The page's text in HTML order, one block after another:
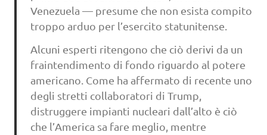
Venezuela — presume che non esista compito
troppo arduo per l’esercito statunitense.
Alcuni esperti ritengono che ciò derivi da un
fraintendimento di fondo riguardo al potere
americano. Come ha affermato di recente uno
degli stretti collaboratori di Trump,
distruggere impianti nucleari dall’alto è ciò
che l’America sa fare meglio, mentre